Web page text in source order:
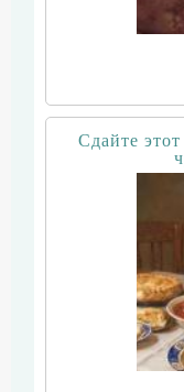
Сдайте